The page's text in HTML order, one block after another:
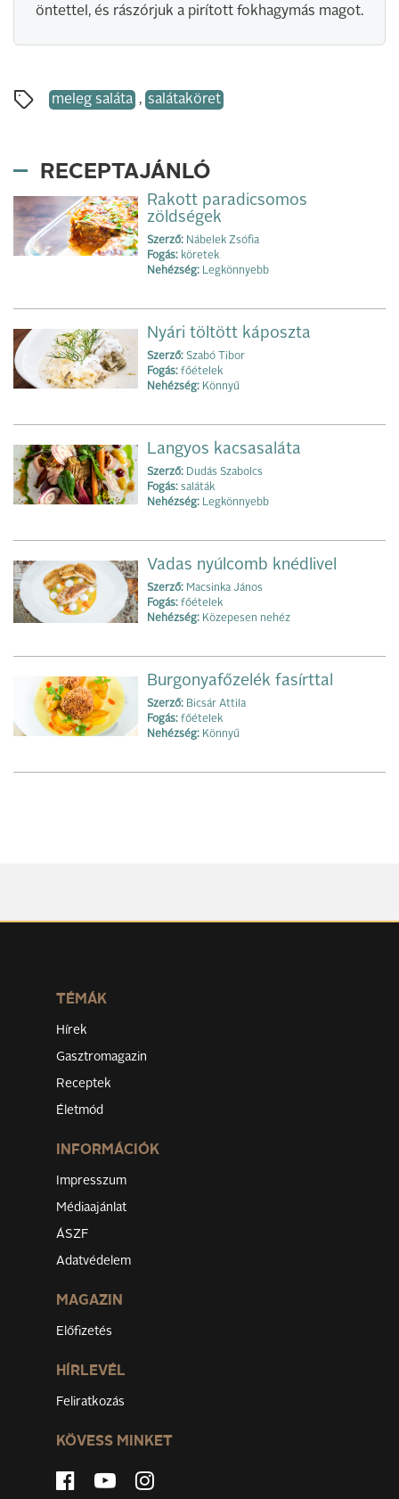
öntettel, és rászórjuk a pirított fokhagymás magot.
meleg saláta , salátaköret
RECEPTAJÁNLÓ
Rakott paradicsomos
zöldségek
Szerző: Nábelek Zsófia
Fogás: köretek
Nehézség: Legkönnyebb
Nyári töltött káposzta
Szerző: Szabó Tibor
Fogás: főételek
Nehézség: Könnyű
Langyos kacsasaláta
Szerző: Dudás Szabolcs
Fogás: saláták
Nehézség: Legkönnyebb
Vadas nyúlcomb knédlivel
Szerző: Macsinka János
Fogás: főételek
Nehézség: Közepesen nehéz
Burgonyafőzelék fasírttal
Szerző: Bicsár Attila
Fogás: főételek
Nehézség: Könnyű
TÉMÁK
Hírek
Gasztromagazin
Receptek
Életmód
INFORMÁCIÓK
Impresszum
Médiaajánlat
ÁSZF
Adatvédelem
MAGAZIN
Előfizetés
HÍRLEVÉL
Feliratkozás
KÖVESS MINKET